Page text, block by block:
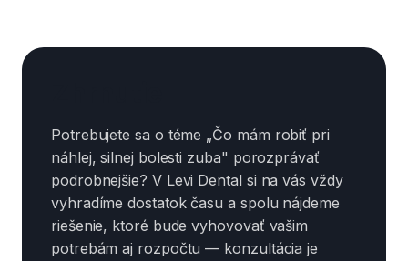
Potrebujete sa o téme „Čo mám robiť pri
náhlej, silnej bolesti zuba" porozprávať
podrobnejšie? V Levi Dental si na vás vždy
vyhradíme dostatok času a spolu nájdeme
riešenie, ktoré bude vyhovovať vašim
potrebám aj rozpočtu — konzultácia je